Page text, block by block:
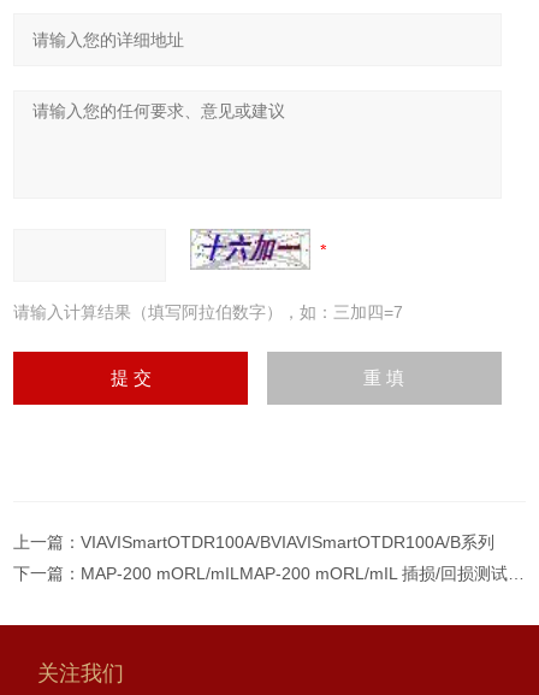
请输入计算结果（填写阿拉伯数字），如：三加四=7
上一篇：VIAVISmartOTDR100A/BVIAVISmartOTDR100A/B系列
下一篇： MAP-200 mORL/mILMAP-200 mORL/mIL 插损/回损测试解决方案
关注我们